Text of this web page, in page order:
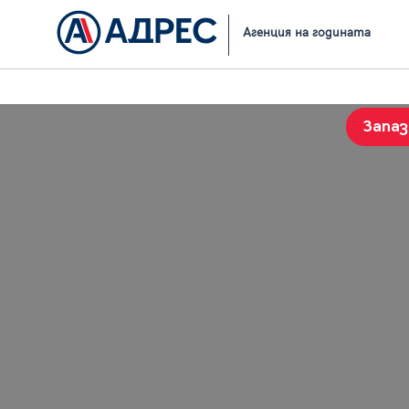
Агенция на годината
Начало Резултати от търсене